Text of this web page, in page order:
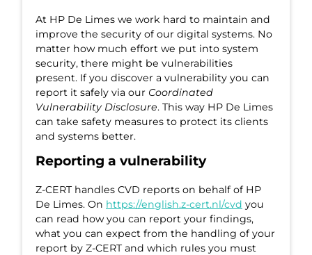
At HP De Limes we work hard to maintain and
improve the security of our digital systems. No
matter how much effort we put into system
security, there might be vulnerabilities
present. If you discover a vulnerability you can
report it safely via our Coordinated
Vulnerability Disclosure. This way HP De Limes
can take safety measures to protect its clients
and systems better.
Reporting a vulnerability
Z-CERT handles CVD reports on behalf of HP
De Limes. On https://english.z-cert.nl/cvd you
can read how you can report your findings,
what you can expect from the handling of your
report by Z-CERT and which rules you must